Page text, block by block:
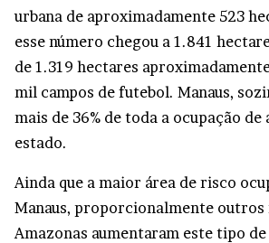
urbana de aproximadamente 523
esse número chegou a 1.841
de 1.319 hectares
mil campos de futebol. Manaus,
mais de 36% de toda a ocupação de
estado.
Ainda que a maior área de risco
Manaus, proporcionalmente outros
Amazonas aumentaram este tipo